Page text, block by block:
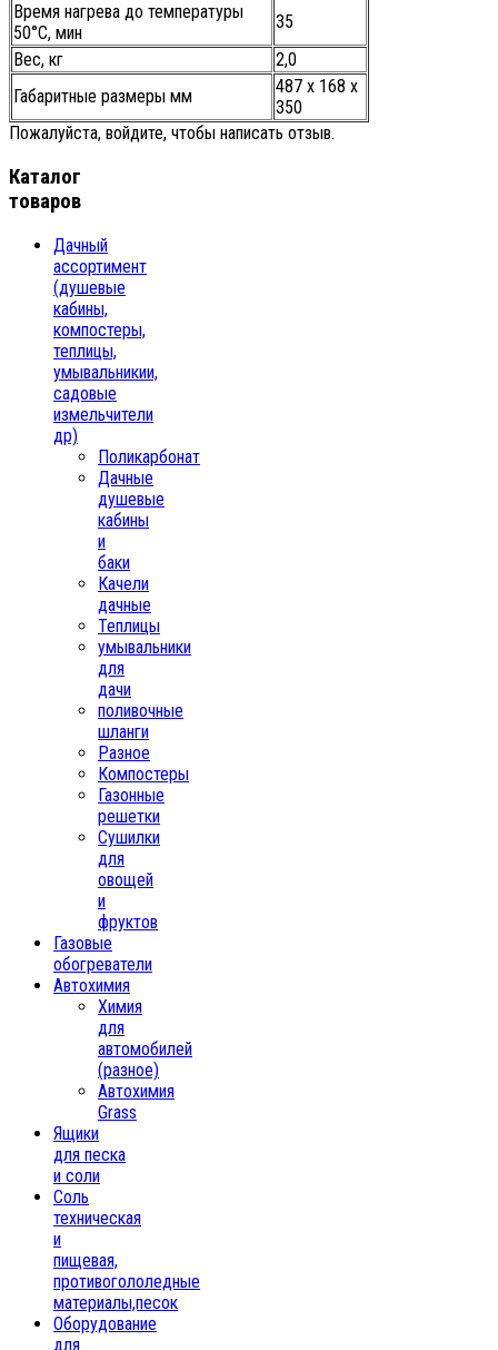
Время нагрева до температуры
50°С, мин
35
Вес, кг
2,0
Габаритные размеры мм
487 х 168 х
350
Пожалуйста, войдите, чтобы написать отзыв.
Каталог
товаров
Дачный
ассортимент
(душевые
кабины,
компостеры,
теплицы,
умывальникии,
садовые
измельчители
др)
Поликарбонат
Дачные
душевые
кабины
и
баки
Качели
дачные
Теплицы
умывальники
для
дачи
поливочные
шланги
Разное
Компостеры
Газонные
решетки
Сушилки
для
овощей
и
фруктов
Газовые
обогреватели
Автохимия
Химия
для
автомобилей
(разное)
Автохимия
Grass
Ящики
для песка
и соли
Соль
техническая
и
пищевая,
противогололедные
материалы,песок
Oборудование
для